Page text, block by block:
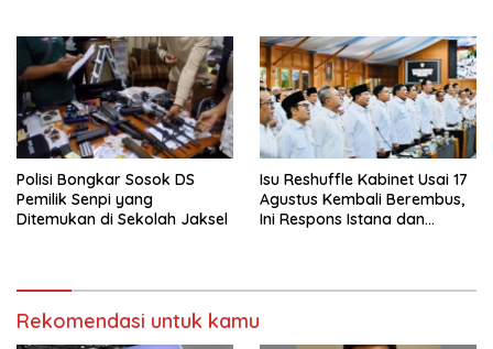
Polisi Bongkar Sosok DS
Pemilik Senpi yang
Ditemukan di Sekolah Jaksel
Isu Reshuffle Kabinet Usai 17
Agustus Kembali Berembus,
Ini Respons Istana dan
Rekomendasi untuk kamu